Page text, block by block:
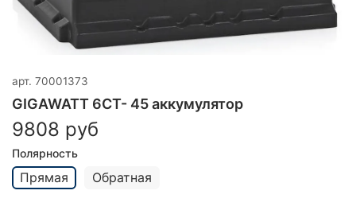
арт. 70001373
GIGAWATT 6CT- 45 аккумулятор
9808 руб
Полярность
Прямая Обратная